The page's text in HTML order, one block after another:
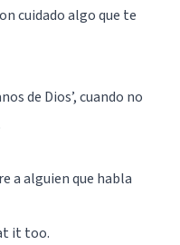
cuidado algo que te
de Dios’, cuando no
a alguien que habla
it too.